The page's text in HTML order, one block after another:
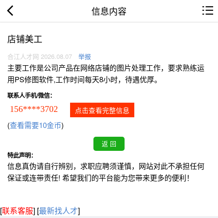
信息内容
店铺美工
合江人才网 2026.08.07 举报
主要工作是公司产品在网络店铺的图片处理工作，要求熟练运
用PS修图软件,工作时间每天8小时，待遇优厚。
联系人手机/微信：
156****3702 点击查看完整信息
(查看需要10金币)
特此声明：
信息真伪请自行辨别，求职应聘须谨慎，网站对此不承担任何
保证或连带责任! 希望我们的平台能为您带来更多的便利！
[联系客服] [最新找人才]